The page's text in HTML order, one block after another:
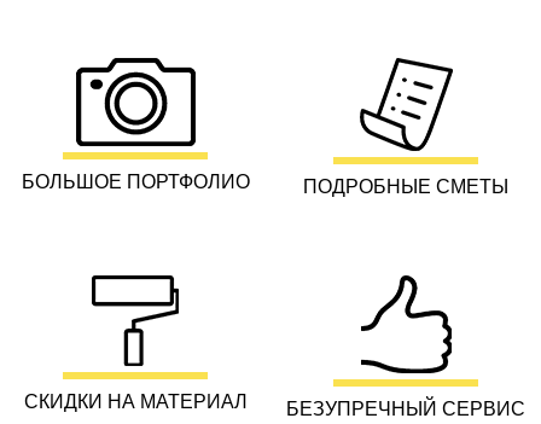
БОЛЬШОЕ ПОРТФОЛИО ПОДРОБНЫЕ СМЕТЫ
СКИДКИ НА МАТЕРИАЛ БЕЗУПРЕЧНЫЙ СЕРВИС